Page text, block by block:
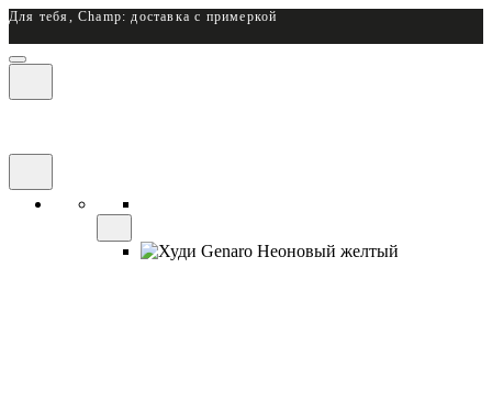
Для тебя, Champ: доставка с примеркой